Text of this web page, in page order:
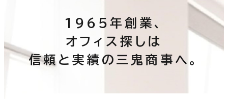
1965年創業、
オフィス探しは
信頼と実績の三鬼商事へ。